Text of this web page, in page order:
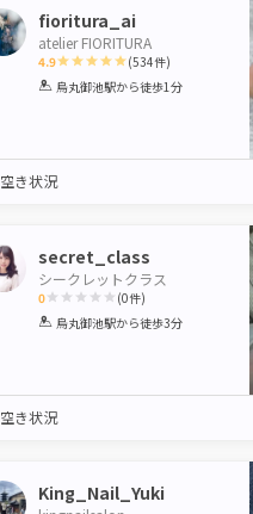
fioritura_ai
atelier FIORITURA
4.9
1 2 3 4 5
(534件)
烏丸御池駅から徒歩1分
空き状況
secret_class
シークレットクラス
0
1 2 3 4 5
(0件)
烏丸御池駅から徒歩3分
空き状況
King_Nail_Yuki